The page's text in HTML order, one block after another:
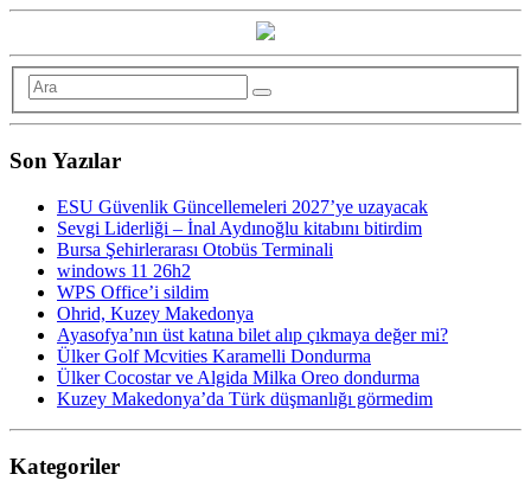
Son Yazılar
ESU Güvenlik Güncellemeleri 2027’ye uzayacak
Sevgi Liderliği – İnal Aydınoğlu kitabını bitirdim
Bursa Şehirlerarası Otobüs Terminali
windows 11 26h2
WPS Office’i sildim
Ohrid, Kuzey Makedonya
Ayasofya’nın üst katına bilet alıp çıkmaya değer mi?
Ülker Golf Mcvities Karamelli Dondurma
Ülker Cocostar ve Algida Milka Oreo dondurma
Kuzey Makedonya’da Türk düşmanlığı görmedim
Kategoriler